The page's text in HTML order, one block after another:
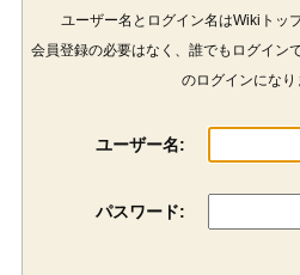
ユーザー名とログイン名はWikiトッ
会員登録の必要はなく、誰でもログイン
のログインになり
ユーザー名:
パスワード: